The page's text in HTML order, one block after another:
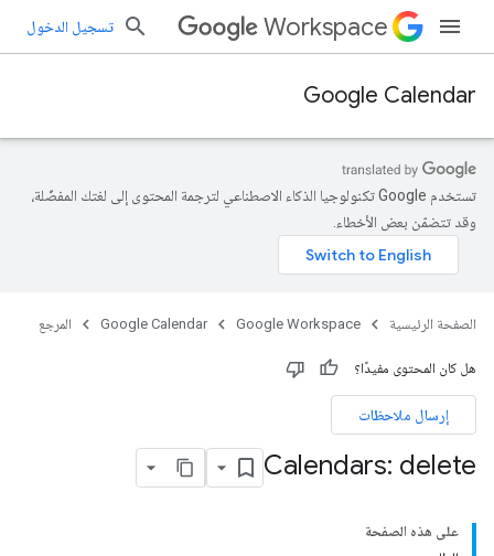
Workspace تسجيل الدخول
Google Calendar
تستخدم Google تكنولوجيا الذكاء الاصطناعي لترجمة المحتوى إلى لغتك المفضّلة،
وقد تتضمّن بعض الأخطاء.
الصفحة الرئيسية Google Workspace
Google Calendar المرجع
هل كان المحتوى مفيدًا؟
إرسال ملاحظات
Calendars: delete
على هذه الصفحة